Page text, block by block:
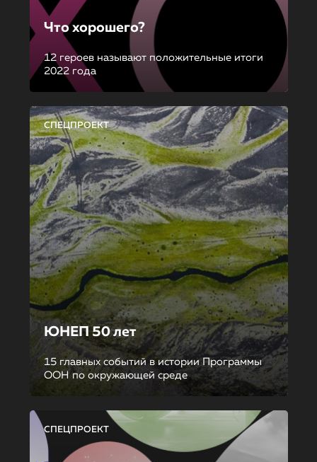
Что хорошего?
12 героев называют положительные итоги
2022 года
СПЕЦПРОЕКТ
ЮНЕП 50 лет
15 главных событий в истории Программы
ООН по окружающей среде
СПЕЦПРОЕКТ